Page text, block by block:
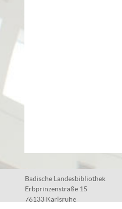
Badische Landesbibliothek
Erbprinzenstraße 15
76133 Karlsruhe